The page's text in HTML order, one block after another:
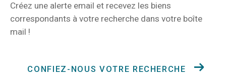
Créez une alerte email et recevez les biens
correspondants à votre recherche dans votre boîte
mail !
CONFIEZ-NOUS VOTRE RECHERCHE